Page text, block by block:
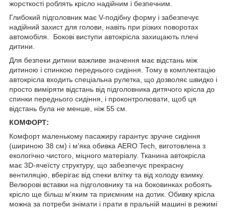
жорсткості роблять крісло надійним і безпечним.
Глибокий підголовник має V-подібну форму і забезпечує
надійний захист для голови, навіть при різких поворотах
автомобіля. Бокові виступи автокрісла захищають плечі
дитини.
Для безпеки дитини важливе значення має відстань між
дитиною і спинкою переднього сидіння. Тому в комплектацію
автокрісла входить спеціальна рулетка, що дозволяє швидко і
просто виміряти відстань від підголовника дитячого крісла до
спинки переднього сидіння, і проконтролювати, щоб ця
відстань була не менше, ніж 55 см.
КОМФОРТ:
Комфорт маленькому пасажиру гарантує зручне сидіння
(шириною 38 см) і м'яка обивка AERO Tech, виготовлена з
екологічно чистого, міцного матеріалу. Тканина автокрісла
має 3D-ячеїсту структуру, що забезпечує прекрасну
вентиляцію, вберігає від спеки влітку та від холоду взимку.
Велюрові вставки на підголовнику та на боковинках робоять
крісло ще більш м'яким та приємним на дотик. Обивку крісла
можна за потреби знімати і прати в пральній машині в режимі